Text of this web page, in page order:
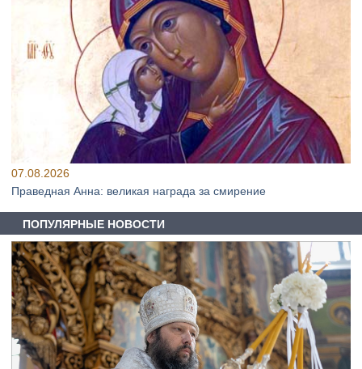
07.08.2026
Праведная Анна: великая награда за смирение
ПОПУЛЯРНЫЕ НОВОСТИ